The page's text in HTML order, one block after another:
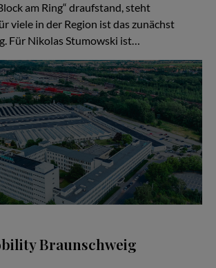
am Ring“ draufstand, steht
viele in der Region ist das zunächst
Für Nikolas Stumowski ist…
Braunschweig